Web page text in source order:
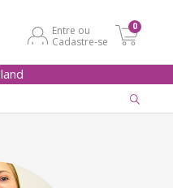
Entre ou
Cadastre-se
0